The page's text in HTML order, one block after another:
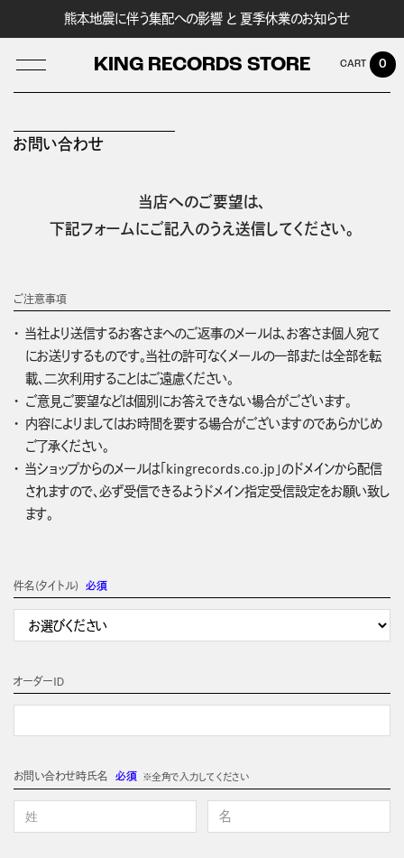
熊本地震に伴う集配への影響 と 夏季休業のお知らせ
KING RECORDS STORE 0
お問い合わせ
当店へのご要望は、
下記フォームにご記入のうえ送信してください。
ご注意事項
当社より送信するお客さまへのご返事のメールは、お客さま個人宛て
にお送りするものです。当社の許可なくメールの一部または全部を転
載、二次利用することはご遠慮ください。
ご意見ご要望などは個別にお答えできない場合がございます。
内容によりましてはお時間を要する場合がございますのであらかじめ
ご了承ください。
当ショップからのメールは「kingrecords.co.jp」のドメインから配信
されますので、必ず受信できるようドメイン指定受信設定をお願い致し
ます。
件名(タイトル) 必須
オーダーＩＤ
お問い合わせ時氏名 必須 ※全角で入力してください